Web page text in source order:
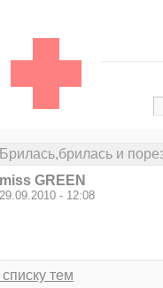
Брилась,брилась и
miss GREEN
29.09.2010 - 12:08
списку тем